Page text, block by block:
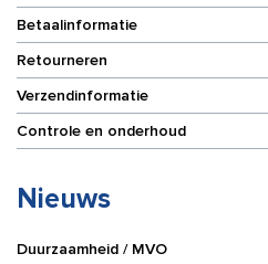
Betaalinformatie
Retourneren
Verzendinformatie
Controle en onderhoud
Nieuws
Duurzaamheid / MVO